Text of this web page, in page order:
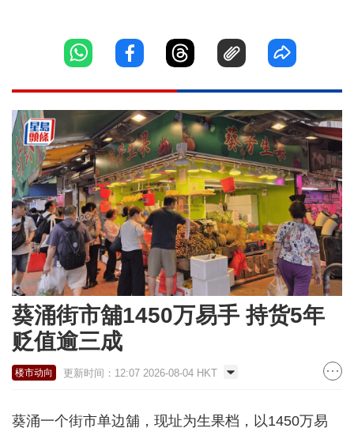
葵涌街市舖1450万易手 持货5年
贬值逾三成
楼市动向 更新时间：12:07 2026-08-04 HKT
葵涌一个街市单边舖，现址为生果档，以1450万易